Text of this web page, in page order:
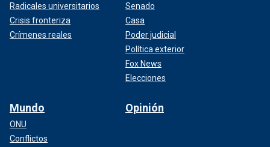
Radicales universitarios
Crisis fronteriza
Crímenes reales
Senado
Casa
Poder judicial
Política exterior
Fox News
Elecciones
Mundo
ONU
Conflictos
Opinión